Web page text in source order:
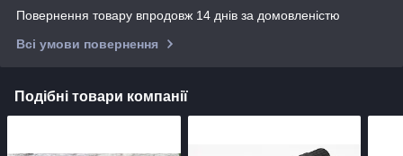
Повернення товару впродовж 14 днів за домовленістю
Всі умови повернення
Подібні товари компанії